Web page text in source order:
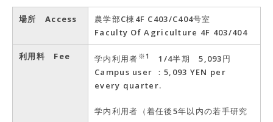
場所 Access
農学部C棟4F C403/C404号室
Faculty Of Agriculture 4F 403/404
利用料 Fee 学内利用者 ※1
1/4半期 5,093円
Campus user ：5,093 YEN per
every quarter.
学内利用者（着任後5年以内の若手研究